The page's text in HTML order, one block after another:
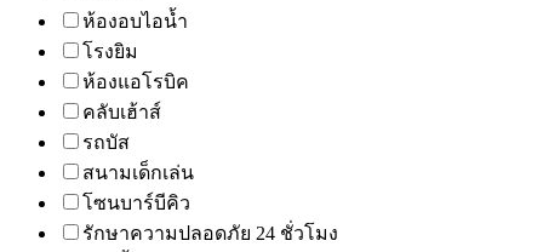
ห้องอบไอน้ำ
โรงยิม
ห้องแอโรบิค
คลับเฮ้าส์
รถบัส
สนามเด็กเล่น
โซนบาร์บีคิว
รักษาความปลอดภัย 24 ชั่วโมง